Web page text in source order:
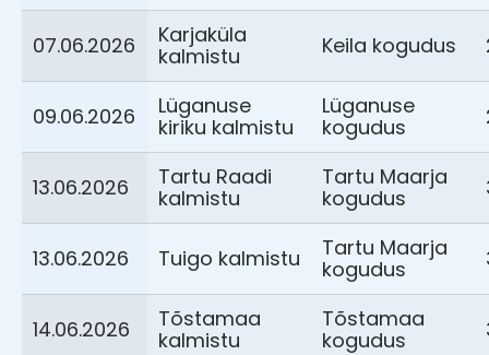
07.06.2026
Karjaküla
kalmistu
Keila kogudus
09.06.2026
Lüganuse
kiriku kalmistu
Lüganuse
kogudus
13.06.2026
Tartu Raadi
kalmistu
Tartu Maarja
kogudus
13.06.2026 Tuigo kalmistu
Tartu Maarja
kogudus
14.06.2026
Tõstamaa
kalmistu
Tõstamaa
kogudus